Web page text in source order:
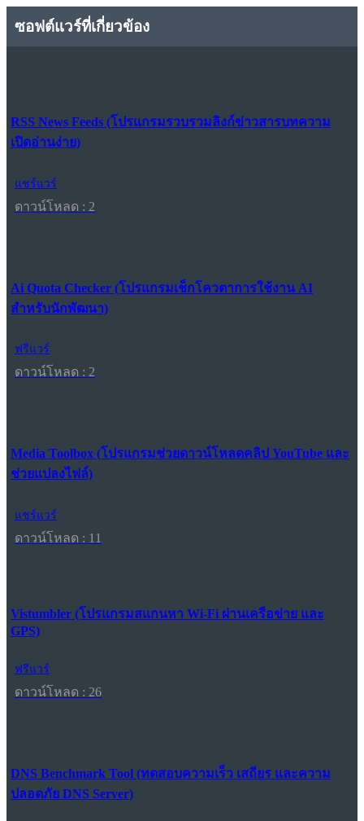
ซอฟต์แวร์ที่เกี่ยวข้อง
RSS News Feeds (โปรแกรมรวบรวมลิงก์ข่าวสารบทความ
เปิดอ่านง่าย)
แชร์แวร์
ดาวน์โหลด : 2
Ai Quota Checker (โปรแกรมเช็กโควตาการใช้งาน AI
สำหรับนักพัฒนา)
ฟรีแวร์
ดาวน์โหลด : 2
Media Toolbox (โปรแกรมช่วยดาวน์โหลดคลิป YouTube และ
ช่วยแปลงไฟล์)
แชร์แวร์
ดาวน์โหลด : 11
Vistumbler (โปรแกรมสแกนหา Wi-Fi ผ่านเครือข่าย และ
GPS)
ฟรีแวร์
ดาวน์โหลด : 26
DNS Benchmark Tool (ทดสอบความเร็ว เสถียร และความ
ปลอดภัย DNS Server)